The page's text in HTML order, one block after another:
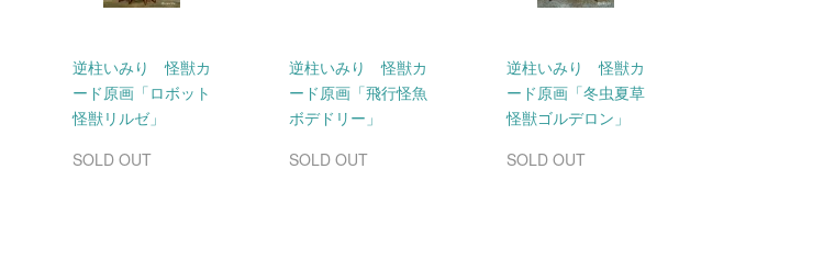
逆柱いみり 怪獣カ
ード原画「ロボット
怪獣リルゼ」
SOLD OUT
逆柱いみり 怪獣カ
ード原画「飛行怪魚
ボデドリー」
SOLD OUT
逆柱いみり 怪獣カ
ード原画「冬虫夏草
怪獣ゴルデロン」
SOLD OUT